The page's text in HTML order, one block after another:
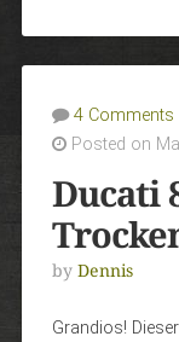
4 Comments
Posted on
Ducati
by Dennis
Grandios!